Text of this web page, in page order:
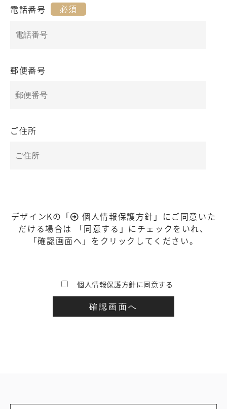
電話番号 必須
郵便番号
ご住所
デザインKの「 個人情報保護方針 」にご同意いた
だける場合は
「同意する」にチェックをいれ、
「確認画面へ」をクリックしてください。
個人情報保護方針に同意する